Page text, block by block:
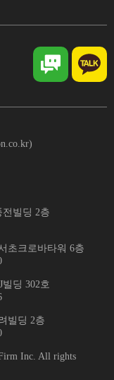
빌딩 2층
초크로바타워 6층
딩 302호
빌딩 2층
Inc. All rights